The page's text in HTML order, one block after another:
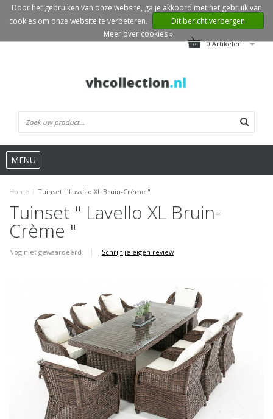
0 Artikelen
MENU
Home / Tuinset " Lavello XL Bruin-Crème "
Tuinset " Lavello XL Bruin-
Crème "
Nog niet gewaardeerd | Schrijf je eigen review
Door het gebruiken van onze website, ga je akkoord met het gebruik van
cookies om onze website te verbeteren.
Dit bericht verbergen
Meer over cookies »